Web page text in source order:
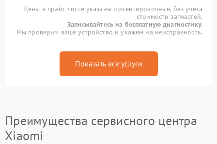
Цены в прайс-листе указаны ориентировочные, без учета
стоимости запчастей.
Записывайтесь на бесплатную диагностику.
Мы проверим ваше устройство и укажем на неисправность.
Показать все услуги
Преимущества сервисного центра
Xiaomi